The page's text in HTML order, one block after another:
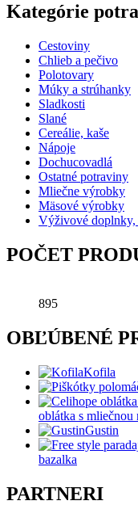
Kategórie
Cestoviny
Chlieb a pečivo
Polotovary
Múky a strúhanky
Sladkosti
Slané
Cereálie, kaše
Nápoje
Dochucovadlá
Ostatné potraviny
Mliečne výrobky
Mäsové výrobky
Výživové doplnky,
POČET
895
OBĽÚBENÉ
Kofila
oblátka s mliečnou
Gustin
bazalka
PARTNERI